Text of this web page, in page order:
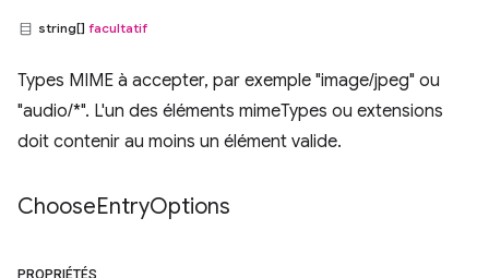
string[] facultatif
Types MIME à accepter, par exemple "image/jpeg" ou
"audio/*". L'un des éléments mimeTypes ou extensions
doit contenir au moins un élément valide.
ChooseEntryOptions
PROPRIÉTÉS